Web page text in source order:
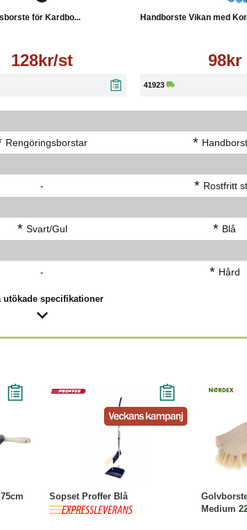
för Kardbo...
128kr/st
Handborste Vikan med
98kr
41923
Rengöringsborstar *
- * Rostfritt
* Svart/Gul * Blå
- * Hård
utökade specifikationer
Sopset Proffer Blå
Köp
Medium
Köp